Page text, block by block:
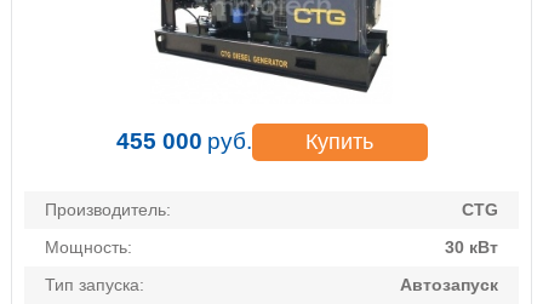
455 000 руб. Купить
Производитель:
CTG
Мощность:
30 кВт
Тип запуска:
Автозапуск